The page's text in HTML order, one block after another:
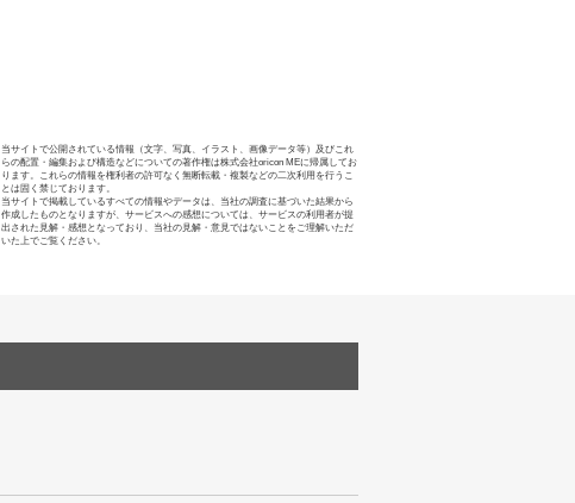
当サイトで公開されている情報（文字、写真、イラスト、画像データ等）及びこれ
らの配置・編集および構造などについての著作権は株式会社oricon MEに帰属してお
ります。これらの情報を権利者の許可なく無断転載・複製などの二次利用を行うこ
とは固く禁じております。
当サイトで掲載しているすべての情報やデータは、当社の調査に基づいた結果から
作成したものとなりますが、サービスへの感想については、サービスの利用者が提
出された見解・感想となっており、当社の見解・意見ではないことをご理解いただ
いた上でご覧ください。